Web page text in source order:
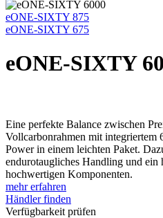
eONE-SIXTY 875
eONE-SIXTY 675
eONE-SIXTY
Eine perfekte Balance zwischen
Vollcarbonrahmen mit
Power in einem leichten Paket.
endurotaugliches Handling und ein
hochwertigen Komponenten.
mehr erfahren
Händler finden
Verfügbarkeit prüfen